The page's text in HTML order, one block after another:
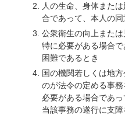
人の生命、身体また
合であって、本人の
公衆衛生の向上また
特に必要がある場合
困難であるとき
国の機関若しくは地
のが法令の定める事
必要がある場合であ
当該事務の遂行に支